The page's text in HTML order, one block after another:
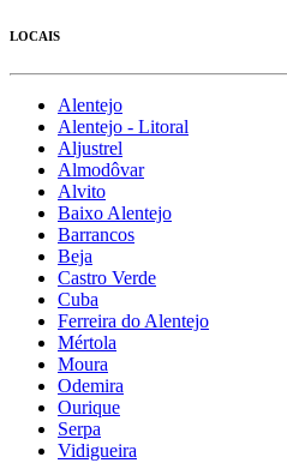
LOCAIS
Alentejo
Alentejo - Litoral
Aljustrel
Almodôvar
Alvito
Baixo Alentejo
Barrancos
Beja
Castro Verde
Cuba
Ferreira do Alentejo
Mértola
Moura
Odemira
Ourique
Serpa
Vidigueira